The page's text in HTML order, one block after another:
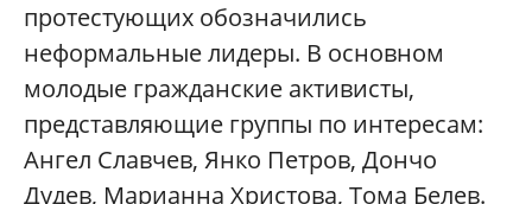
протестующих обозначились
неформальные лидеры. В основном
молодые гражданские активисты,
представляющие группы по интересам:
Ангел Славчев, Янко Петров, Дончо
Дудев, Марианна Христова, Тома Белев.